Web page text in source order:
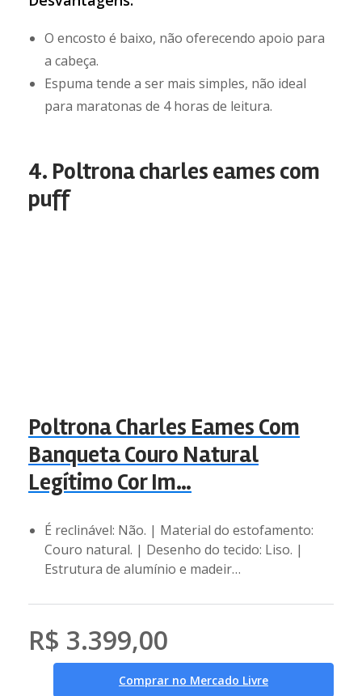
O encosto é baixo, não oferecendo apoio para
a cabeça.
Espuma tende a ser mais simples, não ideal
para maratonas de 4 horas de leitura.
4. Poltrona charles eames com
puff
Poltrona Charles Eames Com
Banqueta Couro Natural
Legítimo Cor Im…
É reclinável: Não. | Material do estofamento:
Couro natural. | Desenho do tecido: Liso. |
Estrutura de alumínio e madeir…
R$ 3.399,00
Comprar no Mercado Livre